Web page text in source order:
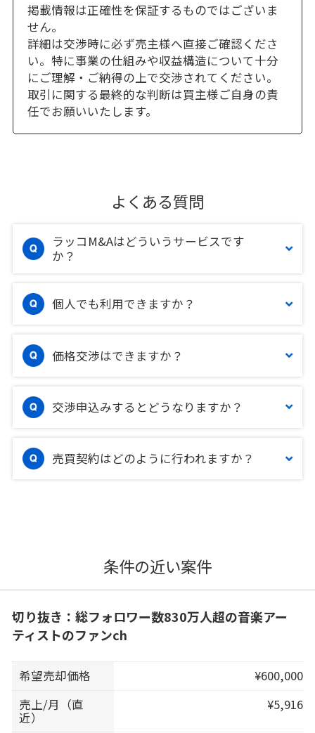
掲載情報は正確性を保証するものではございま
せん。
詳細は交渉時に必ず売主様へ直接ご確認くださ
い。特に事業の仕組みや収益構造について十分
にご理解・ご納得の上で交渉されてください。
取引に関する最終的な判断は買主様ご自身の責
任でお願いいたします。
よくある質問
ラッコM&Aはどういうサービスです
か？
個人でも利用できますか？
価格交渉はできますか？
交渉申込みするとどうなりますか？
売買契約はどのように行われますか？
条件の近い案件
切り抜き：総フォロワー数830万人超の音楽アー
ティストのファンch
希望売却価格
¥600,000
売上/月（直
近）
¥5,916